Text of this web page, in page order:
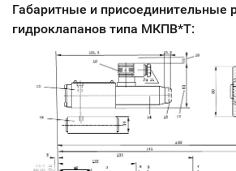
Габаритные и присоединительные
гидроклапанов типа МКПВ*Т: